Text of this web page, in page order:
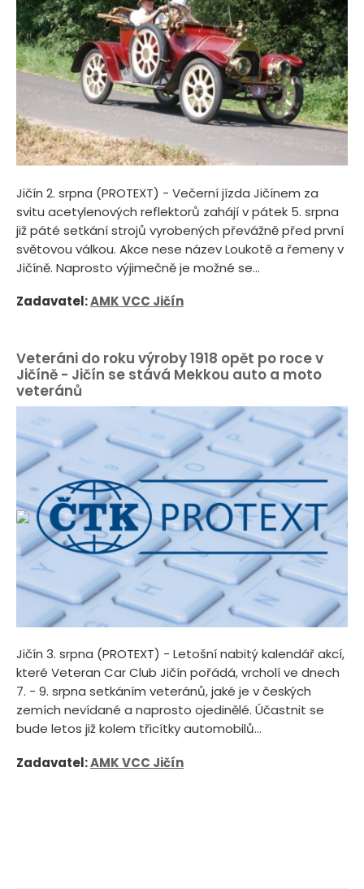
Jičín 2. srpna (PROTEXT) - Večerní jízda Jičínem za
svitu acetylenových reflektorů zahájí v pátek 5. srpna
již páté setkání strojů vyrobených převážně před první
světovou válkou. Akce nese název Loukotě a řemeny v
Jičíně. Naprosto výjimečně je možné se...
Zadavatel:AMK VCC Jičín
Veteráni do roku výroby 1918 opět po roce v
Jičíně - Jičín se stává Mekkou auto a moto
veteránů
Jičín 3. srpna (PROTEXT) - Letošní nabitý kalendář akcí,
které Veteran Car Club Jičín pořádá, vrcholí ve dnech
7. - 9. srpna setkáním veteránů, jaké je v českých
zemích nevídané a naprosto ojedinělé. Účastnit se
bude letos již kolem třicítky automobilů...
Zadavatel:AMK VCC Jičín